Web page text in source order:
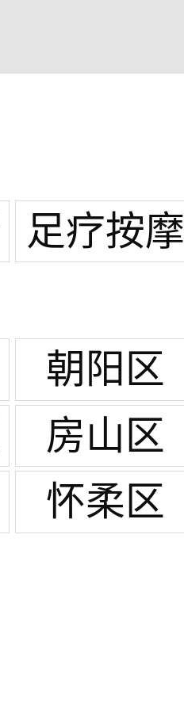
足疗按摩
朝阳区
房山区
怀柔区